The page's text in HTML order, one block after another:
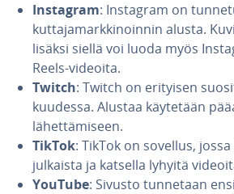
Instagram: Instagram on
kut­ta­ja­mark­ki­noin­nin alusta.
lisäksi siellä voi luoda myös
Reels-videoita.
Twitch: Twitch on erityisen
kuu­des­sa. Alustaa käytetään
lä­het­tä­mi­seen.
TikTok: TikTok on sovellus,
julkaista ja katsella lyhyitä
YouTube: Sivusto tunnetaan